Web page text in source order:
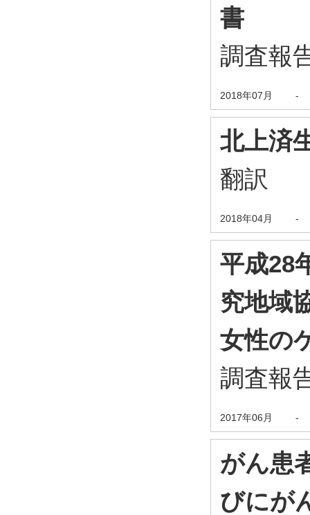
書
調査報
2018年07月 -
北上済
翻訳
2018年04月 -
平成28
究地域
女性の
調査報
2017年06月 -
がん患
びにが